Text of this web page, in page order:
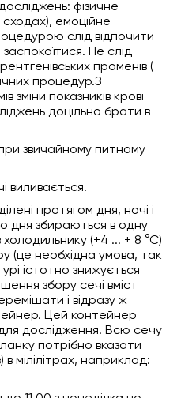
фізичне
сходах), емоційне
слід відпочити
Не слід
променів (
процедур.З
зміни показників крові
доцільно брати в
звичайному питному
виливається.
протягом дня, ночі і
дня збираються в одну
холодильнику (+4 ... + 8 °С)
(це необхідна умова, так
істотно знижується
збору сечі вміст
і відразу ж
Цей контейнер
дослідження. Всю сечу
потрібно вказати
в мілілітрах, наприклад: